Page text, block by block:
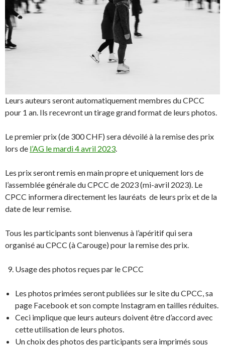
Leurs auteurs seront automatiquement membres du CPCC
pour 1 an. Ils recevront un tirage grand format de leurs photos.
Le premier prix (de 300 CHF) sera dévoilé à la remise des prix
lors de l’AG le mardi 4 avril 2023.
Les prix seront remis en main propre et uniquement lors de
l’assemblée générale du CPCC de 2023 (mi-avril 2023). Le
CPCC informera directement les lauréats de leurs prix et de la
date de leur remise.
Tous les participants sont bienvenus à l’apéritif qui sera
organisé au CPCC (à Carouge) pour la remise des prix.
Usage des photos reçues par le CPCC
Les photos primées seront publiées sur le site du CPCC, sa
page Facebook et son compte Instagram en tailles réduites.
Ceci implique que leurs auteurs doivent être d’accord avec
cette utilisation de leurs photos.
Un choix des photos des participants sera imprimés sous